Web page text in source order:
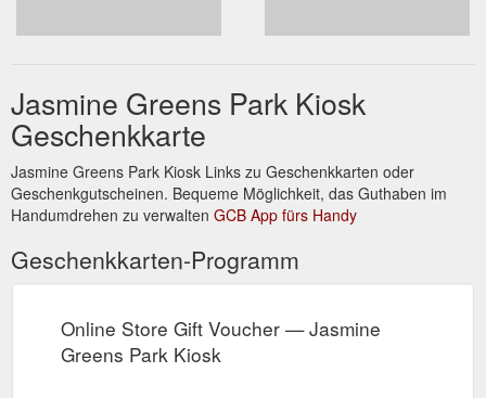
Jasmine Greens Park Kiosk
Geschenkkarte
Jasmine Greens Park Kiosk Links zu Geschenkkarten oder
Geschenkgutscheinen. Bequeme Möglichkeit, das Guthaben im
Handumdrehen zu verwalten GCB App fürs Handy
Geschenkkarten-Programm
Online Store Gift Voucher — Jasmine
Greens Park Kiosk